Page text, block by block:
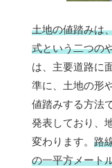
土地の値踏みは
式という二つの
は、主要道路に
準に、土地の形
値踏みする方法
発表しており、
変わります。 路
の一平方メート